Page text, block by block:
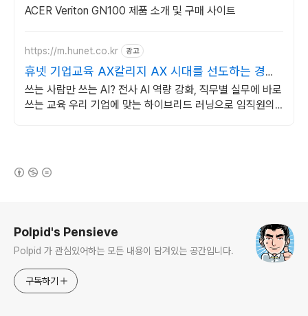
ACER Veriton GN100 제품 소개 및 구매 사이트
https://m.hunet.co.kr 광고
휴넷 기업교육 AX칼리지 AX 시대를 선도하는 경쟁
력
쓰는 사람만 쓰는 AI? 전사 AI 역량 강화, 직무별 실무에 바로
쓰는 교육 우리 기업에 맞는 하이브리드 러닝으로 임직원의
Polpid's Pensieve
Polpid 가 관심있어하는 모든 내용이 담겨있는 공간입니다.
구독하기